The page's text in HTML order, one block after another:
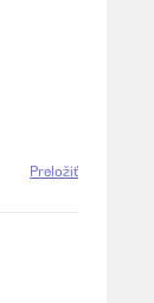
Preložiť